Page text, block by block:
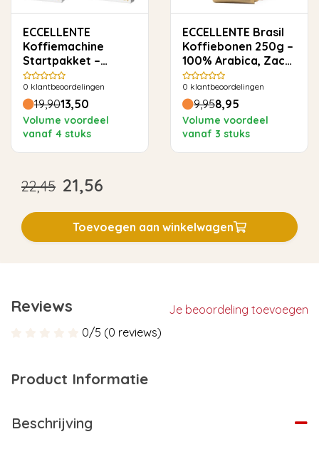
ECCELLENTE
Koffiemachine
Startpakket –
Ontkalkingstabletten
(6x) +
Reinigingstabletten
(10x)
0 klantbeoordelingen
19,9013,50
Volume voordeel
vanaf 4 stuks
ECCELLENTE Brasil
Koffiebonen 250g –
100% Arabica, Zacht
& Rond
0 klantbeoordelingen
9,958,95
Volume voordeel
vanaf 3 stuks
22,45 21,56
Toevoegen aan winkelwagen
Reviews
Je beoordeling toevoegen
0/5 (0 reviews)
Product Informatie
Beschrijving